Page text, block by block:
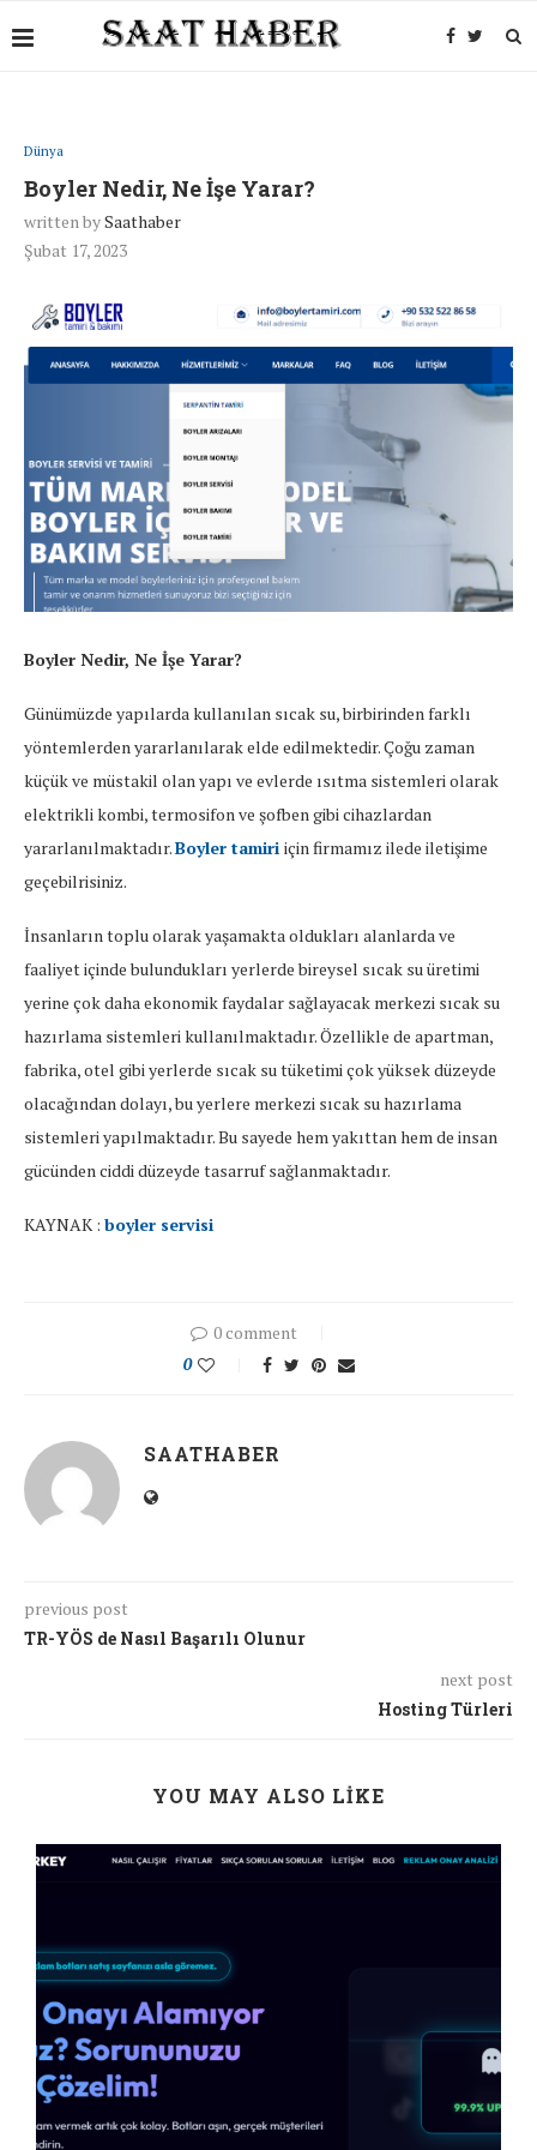
Dünya
Boyler Nedir, Ne İşe Yarar?
written bySaathaber
Şubat 17, 2023
Boyler Nedir, Ne İşe Yarar?
Günümüzde yapılarda kullanılan sıcak su, birbirinden farklı
yöntemlerden yararlanılarak elde edilmektedir. Çoğu zaman
küçük ve müstakil olan yapı ve evlerde ısıtma sistemleri olarak
elektrikli kombi, termosifon ve şofben gibi cihazlardan
yararlanılmaktadır.Boyler tamiri için firmamız ilede iletişime
geçebilrisiniz.
İnsanların toplu olarak yaşamakta oldukları alanlarda ve
faaliyet içinde bulundukları yerlerde bireysel sıcak su üretimi
yerine çok daha ekonomik faydalar sağlayacak merkezi sıcak su
hazırlama sistemleri kullanılmaktadır. Özellikle de apartman,
fabrika, otel gibi yerlerde sıcak su tüketimi çok yüksek düzeyde
olacağından dolayı, bu yerlere merkezi sıcak su hazırlama
sistemleri yapılmaktadır. Bu sayede hem yakıttan hem de insan
gücünden ciddi düzeyde tasarruf sağlanmaktadır.
KAYNAK : boyler servisi
0 comment
0
SAATHABER
previous post
TR-YÖS de Nasıl Başarılı Olunur
next post
Hosting Türleri
YOU MAY ALSO LIKE